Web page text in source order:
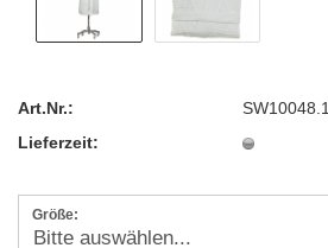
Art.Nr.:
SW10048.1
Lieferzeit:
Größe: